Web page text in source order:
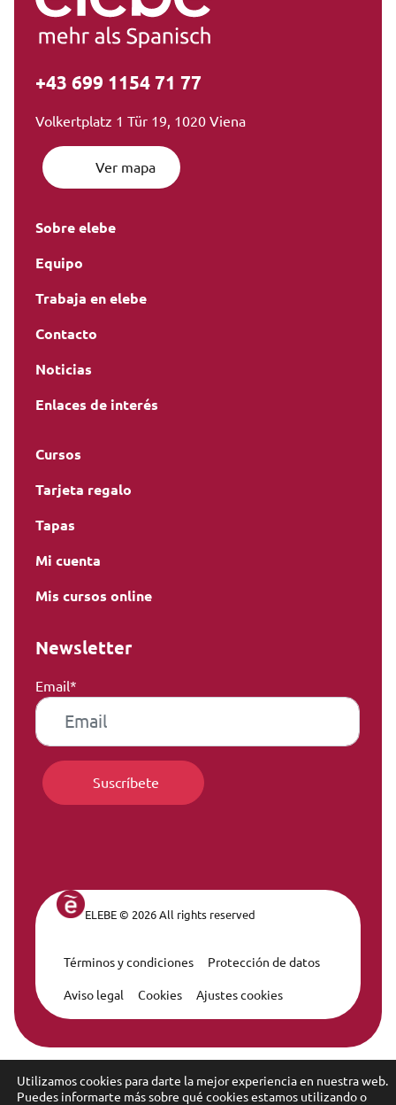
+43 699 1154 71 77
Volkertplatz 1 Tür 19, 1020 Viena
Ver mapa
Sobre elebe
Equipo
Trabaja en elebe
Contacto
Noticias
Enlaces de interés
Cursos
Tarjeta regalo
Tapas
Mi cuenta
Mis cursos online
Newsletter
Email*
ELEBE © 2026 All rights reserved
Legal Navigation
Términos y condiciones Protección de datos
Aviso legal Cookies Ajustes cookies
Utilizamos cookies para darte la mejor experiencia en nuestra web.
Puedes informarte más sobre qué cookies estamos utilizando o